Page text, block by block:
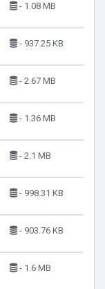
- 1.08 MB
- 937.25 KB
- 2.67 MB
- 1.36 MB
- 2.1 MB
- 998.31 KB
- 903.76 KB
- 1.6 MB